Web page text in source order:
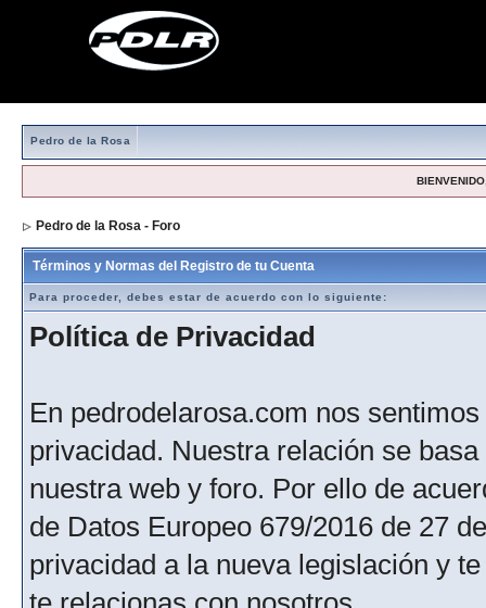
Pedro de la Rosa
Pedro de la Rosa - Foro
Términos y Normas del Registro de tu Cuenta
Para proceder, debes estar de acuerdo con lo siguiente:
Política de Privacidad
En pedrodelarosa.com nos
privacidad. Nuestra relación se
nuestra web y foro. Por ello de
de Datos Europeo 679/2016 de 27
privacidad a la nueva legislación y